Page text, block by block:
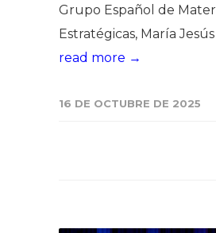
Grupo Español de
Estratégicas, María Jesús
read more →
16 DE OCTUBRE DE 2025